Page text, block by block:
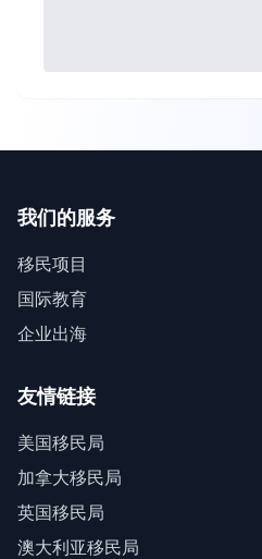
我们的服务
移民项目
国际教育
企业出海
友情链接
美国移民局
加拿大移民局
英国移民局
澳大利亚移民局